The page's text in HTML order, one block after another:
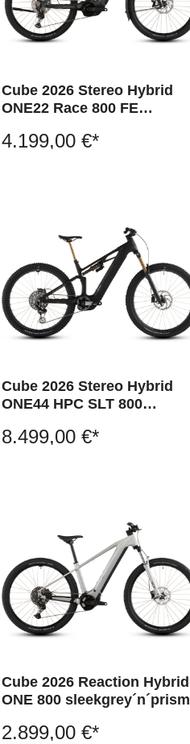
Cube 2026 Stereo Hybrid
ONE22 Race 800 FE
4.199,00 €*
Cube 2026 Stereo Hybrid
ONE44 HPC SLT 800
8.499,00 €*
Cube 2026 Reaction Hybrid
ONE 800 sleekgrey´n´prism
2.899,00 €*